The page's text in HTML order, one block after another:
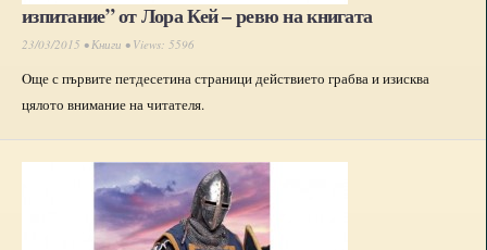
изпитание” от Лора Кей – ревю на книгата
23/03/2015 •Книги • Views: 5596
Oще с първите петдесетина страници действието грабва и изисква
цялото внимание на читателя.